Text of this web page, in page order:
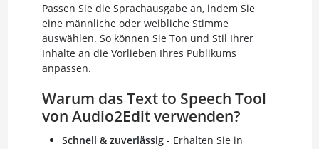
Passen Sie die Sprachausgabe an, indem Sie
eine männliche oder weibliche Stimme
auswählen. So können Sie Ton und Stil Ihrer
Inhalte an die Vorlieben Ihres Publikums
anpassen.
Warum das Text to Speech Tool
von Audio2Edit verwenden?
Schnell & zuverlässig- Erhalten Sie in